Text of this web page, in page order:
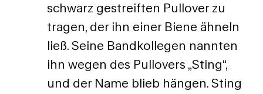
schwarz gestreiften Pullover zu
tragen, der ihn einer Biene ähneln
ließ. Seine Bandkollegen nannten
ihn wegen des Pullovers „Sting“,
und der Name blieb hängen. Sting